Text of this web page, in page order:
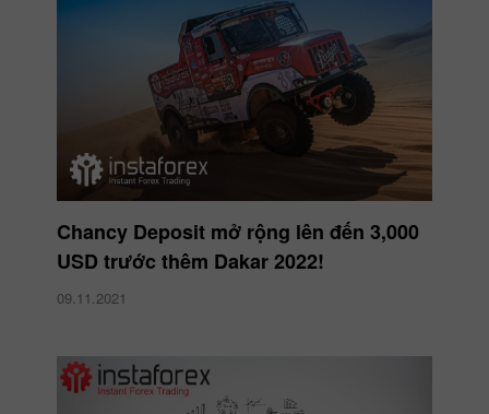
Chancy Deposit mở rộng lên đến 3,000
USD trước thêm Dakar 2022!
09.11.2021